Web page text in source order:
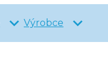
Výrobce